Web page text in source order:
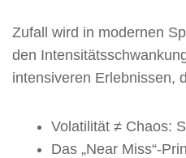
Zufall wird in modernen
den
intensiveren Erlebnissen,
Volatilität ≠ Chaos:
Das „Near Miss“-